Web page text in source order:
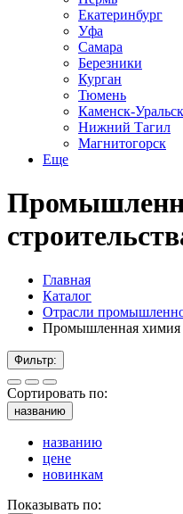
Екатеринбург
Уфа
Самара
Березники
Курган
Тюмень
Каменск-
Нижний Тагил
Магнитогорск
Еще
Главная
Каталог
Отрасли
Промышленная химия
Фильтр:
Сортировать по:
названию
названию
цене
новинкам
Показывать по: